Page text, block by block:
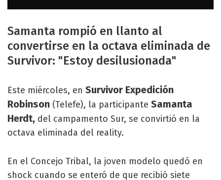
Samanta rompió en llanto al
convertirse en la octava eliminada de
Survivor: "Estoy desilusionada"
Este miércoles, en Survivor Expedición
Robinson (Telefe), la participante Samanta
Herdt, del campamento Sur, se convirtió en la
octava eliminada del reality.
En el Concejo Tribal, la joven modelo quedó en
shock cuando se enteró de que recibió siete